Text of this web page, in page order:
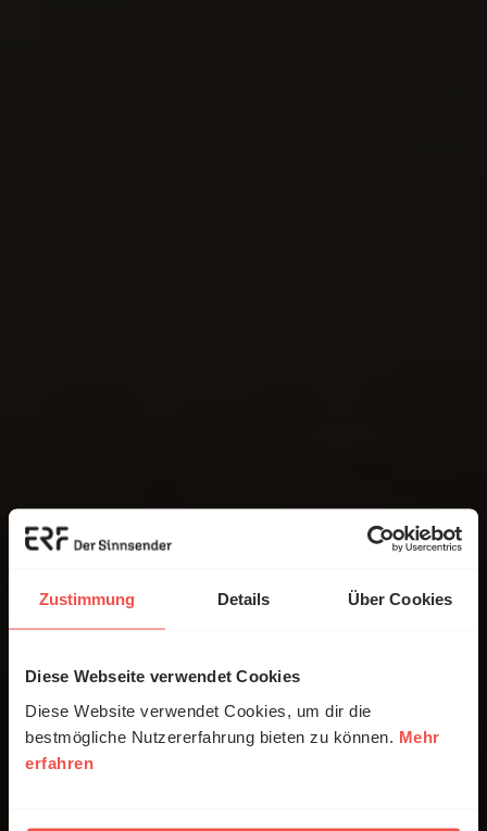
Zustimmung Details Über Cookies
Diese Webseite verwendet Cookies
Diese Website verwendet Cookies, um dir die
bestmögliche Nutzererfahrung bieten zu können. Mehr
erfahren